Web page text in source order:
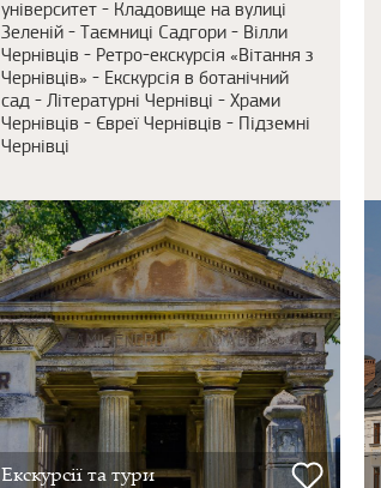
університет - Кладовище на вулиці
Зеленій - Таємниці Садгори - Вілли
Чернівців - Ретро-екскурсія «Вітання з
Чернівців» - Екскурсія в ботанічний
сад - Літературні Чернівці - Храми
Чернівців - Євреї Чернівців - Підземні
Чернівці
Екскурсії та тури